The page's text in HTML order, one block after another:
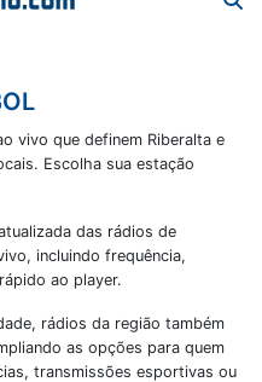
vivo que definem Riberalta e
Escolha sua estação
das rádios de
incluindo frequência,
ao player.
rádios da região também
as opções para quem
transmissões esportivas ou